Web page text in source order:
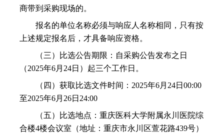
商带到采购现场的。
报名的单位名称必须与响应人名称相同，只有按
上述规定报名后，才具备响应资格。
（三）比选公告期限：自采购公告发布之日
（2025年6月 24日）起三个工作日。
（四）获取比选文件时间： 2025年6月 24日00:00
至2025年6月 26日 24:00
（五）比选地点：重庆医科大学附属永川医院综
合楼4楼会议室（地址：重庆市永川区萱花路439号）